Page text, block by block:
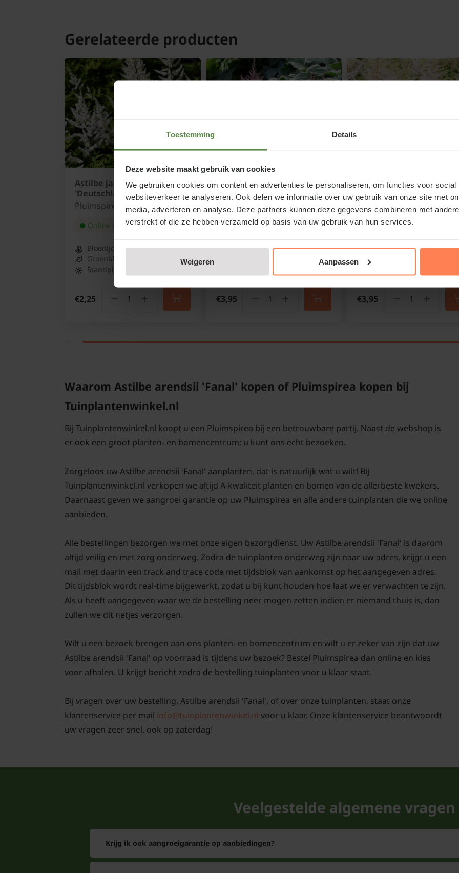
Toestemming Details
Deze website maakt gebruik van cookies
We gebruiken cookies om content en advertenties te personaliseren, om functies voor social
websiteverkeer te analyseren. Ook delen we informatie over uw gebruik van onze site met
media, adverteren en analyse. Deze partners kunnen deze gegevens combineren met
verstrekt of die ze hebben verzameld op basis van uw gebruik van hun services.
Weigeren Aanpassen
Gerelateerde producten
Astilbe japonica
'Deutschland'
Pluimspirea
Online op voorraad
Bloeitijd:
Juni - Augustus
Groenblijvend:
Standplaats:
€2,25
Astilbe japonica 'Rheinland'
Pluimspirea
Online op voorraad
Groenblijvend:Nee
€3,95
Astilbe simplicifolia
Pluimspirea
Online op voorraad
Groenblijvend:Nee
Standplaats:
€3,95
Waarom Astilbe arendsii 'Fanal' kopen of Pluimspirea kopen bij
Tuinplantenwinkel.nl
Bij Tuinplantenwinkel.nl koopt u een Pluimspirea bij een betrouwbare partij. Naast de webshop is
er ook een groot planten- en bomencentrum; u kunt ons echt bezoeken.
Zorgeloos uw Astilbe arendsii 'Fanal' aanplanten, dat is natuurlijk wat u wilt! Bij
Tuinplantenwinkel.nl verkopen we altijd A-kwaliteit planten en bomen van de allerbeste kwekers.
Daarnaast geven we aangroei garantie op uw Pluimspirea en alle andere tuinplanten die we online
aanbieden.
Alle bestellingen bezorgen we met onze eigen bezorgdienst. Uw Astilbe arendsii 'Fanal' is daarom
altijd veilig en met zorg onderweg. Zodra de tuinplanten onderweg zijn naar uw adres, krijgt u een
mail met daarin een track and trace code met tijdsblok van aankomst op het aangegeven adres.
Dit tijdsblok wordt real-time bijgewerkt, zodat u bij kunt houden hoe laat we er verwachten te zijn.
Als u heeft aangegeven waar we de bestelling neer mogen zetten indien er niemand thuis is, dan
zullen we dit netjes verzorgen.
Wilt u een bezoek brengen aan ons planten- en bomencentrum en wilt u er zeker van zijn dat uw
Astilbe arendsii 'Fanal' op voorraad is tijdens uw bezoek? Bestel Pluimspirea dan online en kies
voor afhalen. U krijgt bericht zodra de bestelling tuinplanten voor u klaar staat.
Bij vragen over uw bestelling, Astilbe arendsii 'Fanal', of over onze tuinplanten, staat onze
klantenservice per mail info@tuinplantenwinkel.nl voor u klaar. Onze klantenservice beantwoordt
uw vragen zeer snel, ook op zaterdag!
Veelgestelde algemene vragen
Krijg ik ook aangroeigarantie op aanbiedingen?